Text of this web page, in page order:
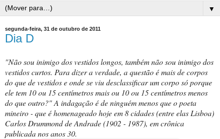
▼
segunda-feira, 31 de outubro de 2011
Dia D
"Não sou inimigo dos vestidos longos, também não sou inimigo dos
vestidos curtos. Para dizer a verdade, a questão é mais de corpos
do que de vestidos e onde se viu desclassificar um corpo só porque
ele tem 10 ou 15 centímetros mais ou 10 ou 15 centímetros menos
do que outro?" A indagação é de ninguém menos que o poeta
mineiro - que é homenageado hoje em 8 cidades (entre elas Lisboa)
Carlos Drummond de Andrade (1902 - 1987), em crônica
publicada nos anos 30.